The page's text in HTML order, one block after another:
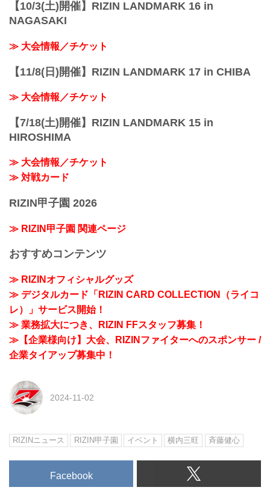
【10/3(土)開催】RIZIN LANDMARK 16 in
NAGASAKI
≫ 大会情報／チケット
【11/8(日)開催】RIZIN LANDMARK 17 in CHIBA
≫ 大会情報／チケット
【7/18(土)開催】RIZIN LANDMARK 15 in
HIROSHIMA
≫ 大会情報／チケット
≫ 対戦カード
RIZIN甲子園 2026
≫ RIZIN甲子園 関連ページ
おすすめコンテンツ
≫ RIZINオフィシャルグッズ
≫ デジタルカード「RIZIN CARD COLLECTION（ライコ
レ）」サービス開始！
≫ 業務拡大につき、RIZIN FFスタッフ募集！
≫【企業様向け】大会、RIZINファイターへのスポンサー /
企業タイアップ募集中！
2024-11-02
RIZINニュース RIZIN甲子園 イベント 横内三旺 ⻫藤健心
Facebook